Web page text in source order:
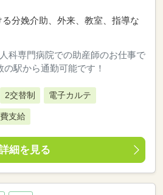
分娩介助、外来、教室、指導な
科専門病院での助産師のお仕事で
駅から通勤可能です！
2交替制 電子カルテ
支給
細を見る